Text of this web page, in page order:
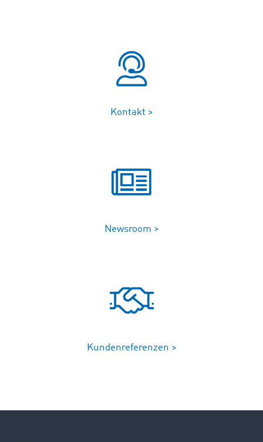
Kontakt >
Newsroom >
Kundenreferenzen >